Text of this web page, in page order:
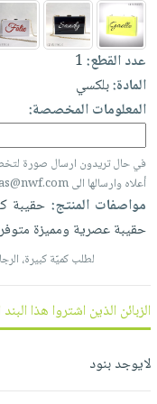
العناية
بالأسنان
الحمية
والتغذية
أدوات
المائدة
الأوعية
والتخزين
أدوات
المطبخ
الأكثر
مبيعاً
العودة
للمدارس
اكسسوارات
اكسسوارات
منزلية
اكسسوارات
ملابس
حقائب
حلي
عناية
بالذات
شحن
مجاني
بنود
مختارة
اشتراكات
كل
الاشتراكات
صندوق
بحث
متقدم
نيل
عن
الشركة
الشركة
حسابك
الأمنيات
عدد القطع:1
المادة:بلكسي
المعلومات المخصصة:
أعلاه وارسالها الى redas@nwf.com مع رقم الطلبيّة
مواصفات المنتج: حقيبة
حقيبةعصرية ومميزة
لطلب كميّة كبيرة،
الزبائن الذين اشتروا هذا
لايوجد بنود